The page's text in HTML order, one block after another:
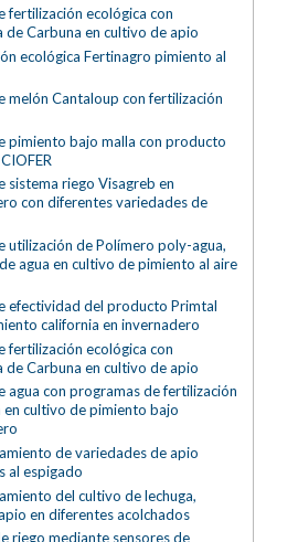
fertilización ecológica con
de Carbuna en cultivo de apio
ecológica Fertinagro pimiento al
melón Cantaloup con fertilización
pimiento bajo malla con producto
sistema riego Visagreb en
con diferentes variedades de
utilización de Polímero poly-agua,
agua en cultivo de pimiento al aire
efectividad del producto Primtal
california en invernadero
fertilización ecológica con
de Carbuna en cultivo de apio
agua con programas de fertilización
en cultivo de pimiento bajo
de variedades de apio
al espigado
del cultivo de lechuga,
en diferentes acolchados
riego mediante sensores de